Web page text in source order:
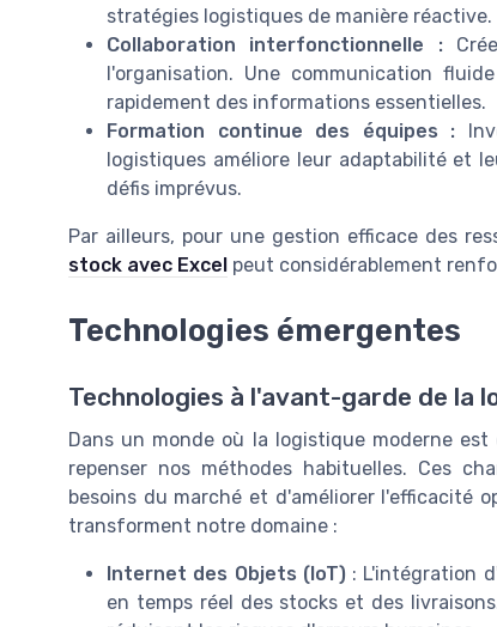
stratégies logistiques de manière réactive.
Collaboration interfonctionnelle :
l'organisation. Une communication
rapidement des informations essentielles.
Formation continue des équipes :
logistiques améliore leur adaptabilité et
défis imprévus.
Par ailleurs, pour une gestion efficace des
stock avec Excel peut considérablement
Technologies émergentes
Technologies à l'avant-garde de la
Dans un monde où la logistique moderne
repenser nos méthodes habituelles. Ces
besoins du marché et d'améliorer l'efficacité
transforment notre domaine :
Internet des Objets (IoT): L'intégration
en temps réel des stocks et des